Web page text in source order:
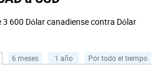
600 Dólar canadiense contra Dólar
6 meses 1 año Por todo el tiempo